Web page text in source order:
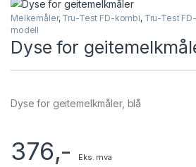
Melkemåler, Tru-Test FD-kombi, Tru-Test
modell
Dyse for
Dyse for geitemelkmåler, blå
376,- Eks. mva